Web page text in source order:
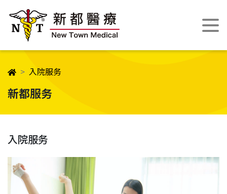
入院服务
新都服务
入院服务